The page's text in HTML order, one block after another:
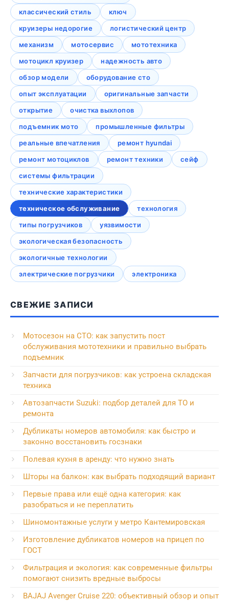
классический стиль
ключ
круизеры недорогие
логистический центр
механизм
мотосервис
мототехника
мотоцикл круизер
надежность авто
обзор модели
оборудование сто
опыт эксплуатации
оригинальные запчасти
открытие
очистка выхлопов
подъемник мото
промышленные фильтры
реальные впечатления
ремонт hyundai
ремонт мотоциклов
ремонт техники
сейф
системы фильтрации
технические характеристики
техническое обслуживание
технология
типы погрузчиков
уязвимости
экологическая безопасность
экологичные технологии
электрические погрузчики
электроника
СВЕЖИЕ ЗАПИСИ
Мотосезон на СТО: как запустить пост
обслуживания мототехники и правильно выбрать
подъемник
Запчасти для погрузчиков: как устроена складская
техника
Автозапчасти Suzuki: подбор деталей для ТО и
ремонта
Дубликаты номеров автомобиля: как быстро и
законно восстановить госзнаки
Полевая кухня в аренду: что нужно знать
Шторы на балкон: как выбрать подходящий вариант
Первые права или ещё одна категория: как
разобраться и не переплатить
Шиномонтажные услуги у метро Кантемировская
Изготовление дубликатов номеров на прицеп по
ГОСТ
Фильтрация и экология: как современные фильтры
помогают снизить вредные выбросы
BAJAJ Avenger Cruise 220: объективный обзор и опыт